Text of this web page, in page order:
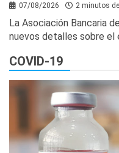
07/08/2026 2 minutos
La Asociación Bancaria
nuevos detalles sobre el
COVID-19